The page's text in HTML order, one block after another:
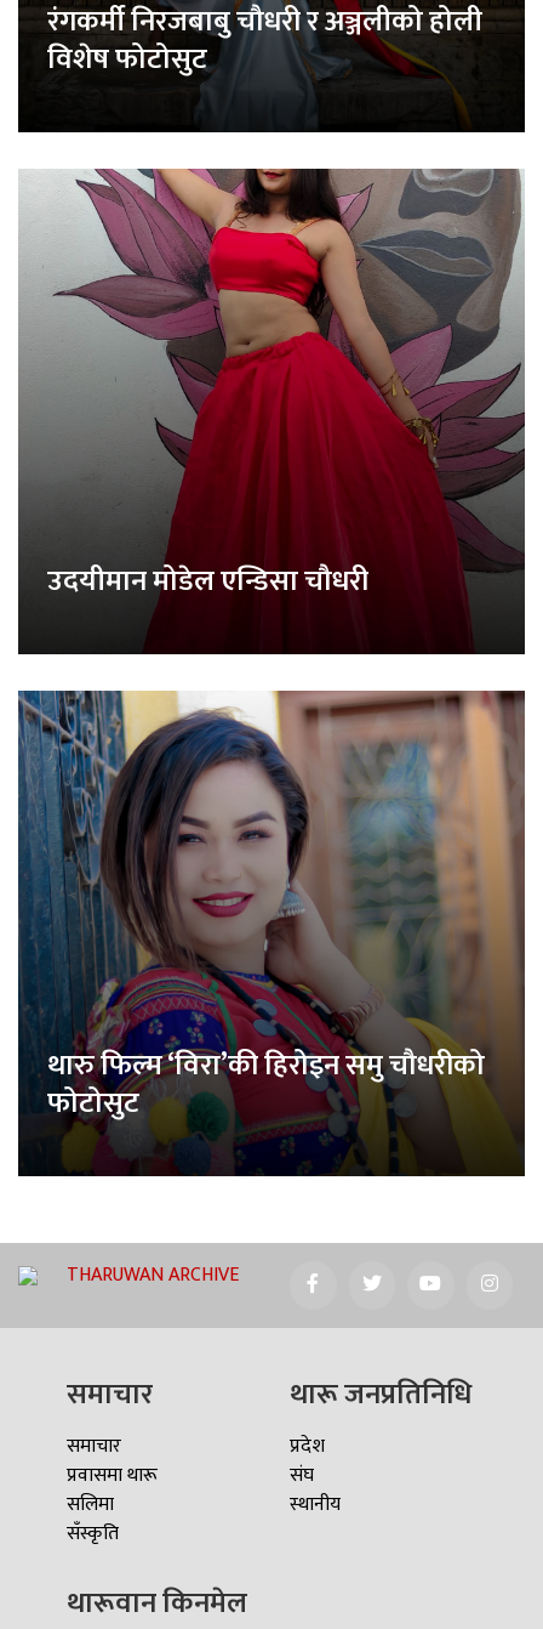
रंगकर्मी निरजबाबु चौधरी र अञ्जलीको होली
विशेष फोटोसुट
उदयीमान मोडेल एन्डिसा चौधरी
थारु फिल्म ‘विरा’की हिरोइन समु चौधरीको
फोटोसुट
THARUWAN ARCHIVE
समाचार
समाचार
प्रवासमा थारू
सलिमा
सँस्कृति
थारू जनप्रतिनिधि
प्रदेश
संघ
स्थानीय
थारूवान किनमेल